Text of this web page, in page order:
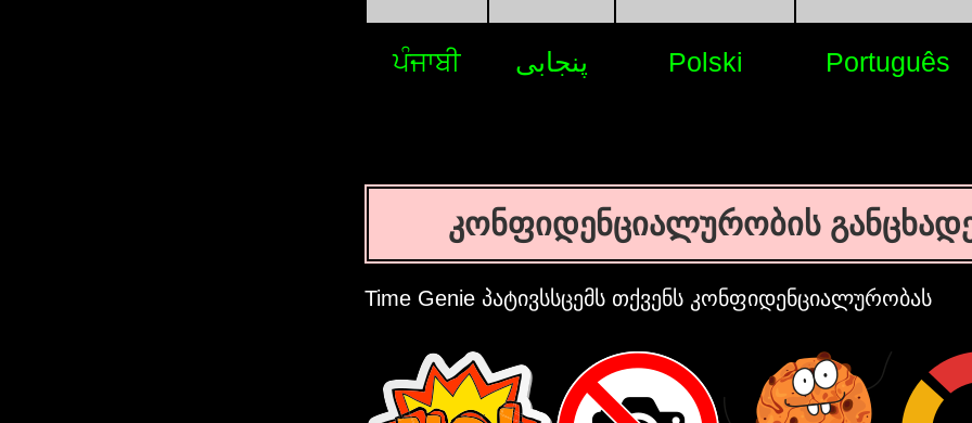
ਪੰਜਾਬੀ پنجابی Polski Português
კონფიდენციალურობის
Time Genie პატივსსცემს თქვენს კონფიდენციალურობას